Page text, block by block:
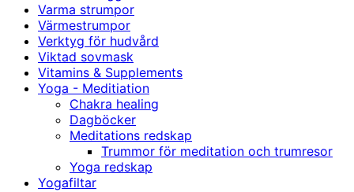
Varma strumpor
Värmestrumpor
Verktyg för hudvård
Viktad sovmask
Vitamins & Supplements
Yoga - Meditiation
Chakra healing
Dagböcker
Meditations redskap
Trummor för meditation och trumresor
Yoga redskap
Yogafiltar